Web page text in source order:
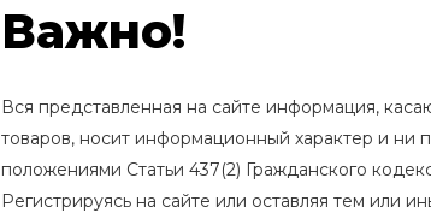
Важно!
Вся представленная на сайте информация,
товаров, носит информационный характер и ни
положениями Статьи 437(2) Гражданского
Регистрируясь на сайте или оставляя тем